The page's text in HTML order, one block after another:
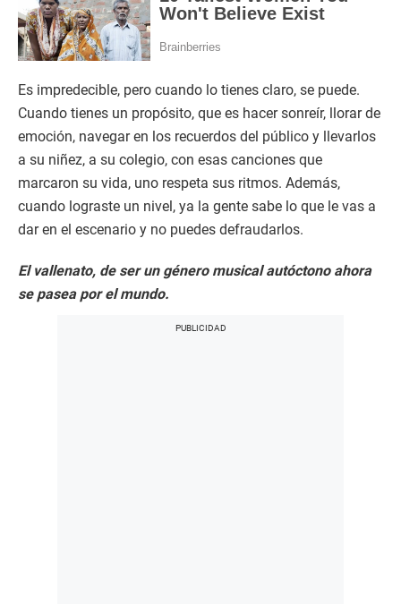
Es impredecible, pero cuando lo tienes claro, se puede.
Cuando tienes un propósito, que es hacer sonreír, llorar de
emoción, navegar en los recuerdos del público y llevarlos
a su niñez, a su colegio, con esas canciones que
marcaron su vida, uno respeta sus ritmos. Además,
cuando lograste un nivel, ya la gente sabe lo que le vas a
dar en el escenario y no puedes defraudarlos.
El vallenato, de ser un género musical autóctono ahora
se pasea por el mundo.